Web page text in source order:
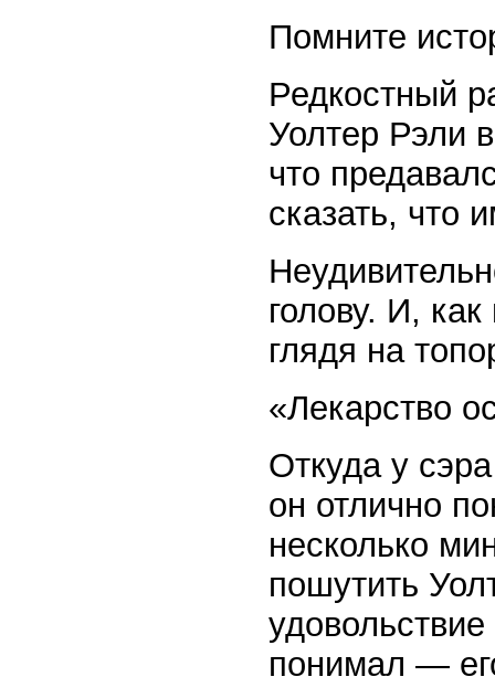
Помните
Редкостный
Уолтер Рэли
что
сказать, что
голову. И,
глядя на
«Лекарство
Откуда у
он отлично
несколько
пошутить
понимал —